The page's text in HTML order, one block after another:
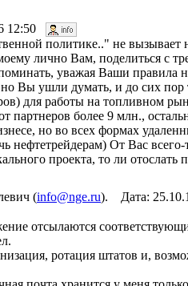
12:50
политике.." не вызывает
лично Вам, поделиться с
уважая Ваши правила
Вы ушли думать, и до сих
для работы на топливном
партнеров более 9 млн.,
но во всех формах
нефтетрейдерам) От Вас
проекта, то ли отослать
(info@nge.ru). Дата:
отсылаются
ротация штатов и,